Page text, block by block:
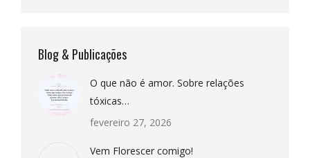
Blog & Publicações
O que não é amor. Sobre relações
tóxicas…
fevereiro 27, 2026
Vem Florescer comigo!